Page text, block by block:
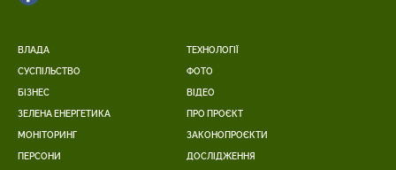
ВЛАДА
СУСПІЛЬСТВО
БІЗНЕС
ЗЕЛЕНА ЕНЕРГЕТИКА
МОНІТОРИНГ
ПЕРСОНИ
ТЕХНОЛОГІЇ
ФОТО
ВІДЕО
ПРО ПРОЄКТ
ЗАКОНОПРОЄКТИ
ДОСЛІДЖЕННЯ